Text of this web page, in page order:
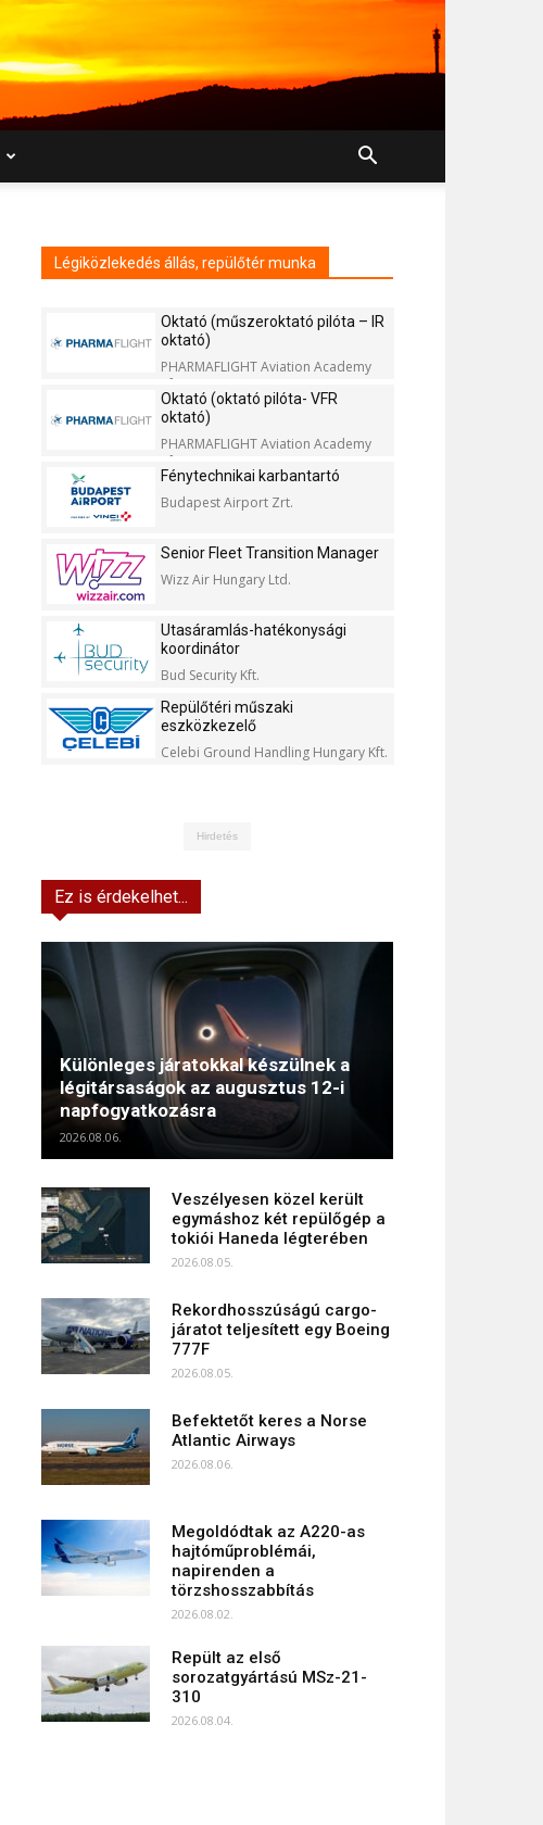
Légiközlekedés állás, repülőtér munka
Oktató (műszeroktató pilóta – IR
oktató)
PHARMAFLIGHT Aviation Academy
Kft.
Oktató (oktató pilóta- VFR
oktató)
PHARMAFLIGHT Aviation Academy
Kft.
Fénytechnikai karbantartó
Budapest Airport Zrt.
Senior Fleet Transition Manager
Wizz Air Hungary Ltd.
Utasáramlás-hatékonysági
koordinátor
Bud Security Kft.
Repülőtéri műszaki
eszközkezelő
Celebi Ground Handling Hungary Kft.
Hirdetés
Ez is érdekelhet...
Különleges járatokkal készülnek a
légitársaságok az augusztus 12-i
napfogyatkozásra
2026.08.06.
Veszélyesen közel került
egymáshoz két repülőgép a
tokiói Haneda légterében
2026.08.05.
Rekordhosszúságú cargo-
járatot teljesített egy Boeing
777F
2026.08.05.
Befektetőt keres a Norse
Atlantic Airways
2026.08.06.
Megoldódtak az A220-as
hajtóműproblémái,
napirenden a
törzshosszabbítás
2026.08.02.
Repült az első
sorozatgyártású MSz-21-
310
2026.08.04.